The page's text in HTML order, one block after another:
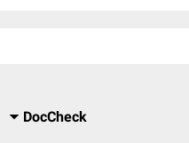
DocCheck